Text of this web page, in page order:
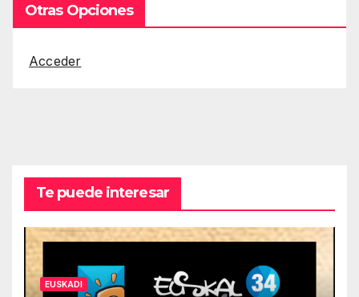
Otras Opciones
Acceder
Te puede interesar
EUSKADI